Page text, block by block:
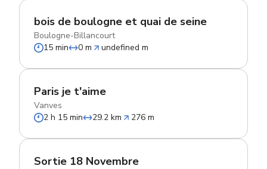
bois de boulogne et quai de seine
Boulogne-Billancourt
15 min
0 m undefined m
Paris je t'aime
Vanves
2 h 15 min
29.2 km 276 m
Sortie 18 Novembre